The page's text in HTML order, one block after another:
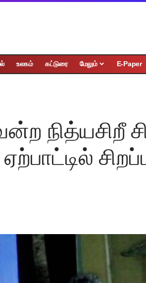
உலகம் கட்டுரை மேலும் E-Paper
நித்யசிறீ